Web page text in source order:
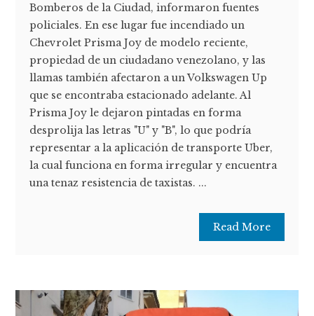
Bomberos de la Ciudad, informaron fuentes
policiales. En ese lugar fue incendiado un
Chevrolet Prisma Joy de modelo reciente,
propiedad de un ciudadano venezolano, y las
llamas también afectaron a un Volkswagen Up
que se encontraba estacionado adelante. Al
Prisma Joy le dejaron pintadas en forma
desprolija las letras "U" y "B", lo que podría
representar a la aplicación de transporte Uber,
la cual funciona en forma irregular y encuentra
una tenaz resistencia de taxistas. ...
Read More